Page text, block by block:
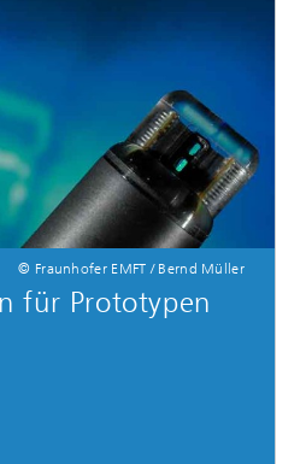
© Fraunhofer EMFT / Bernd Müller
für Prototypen